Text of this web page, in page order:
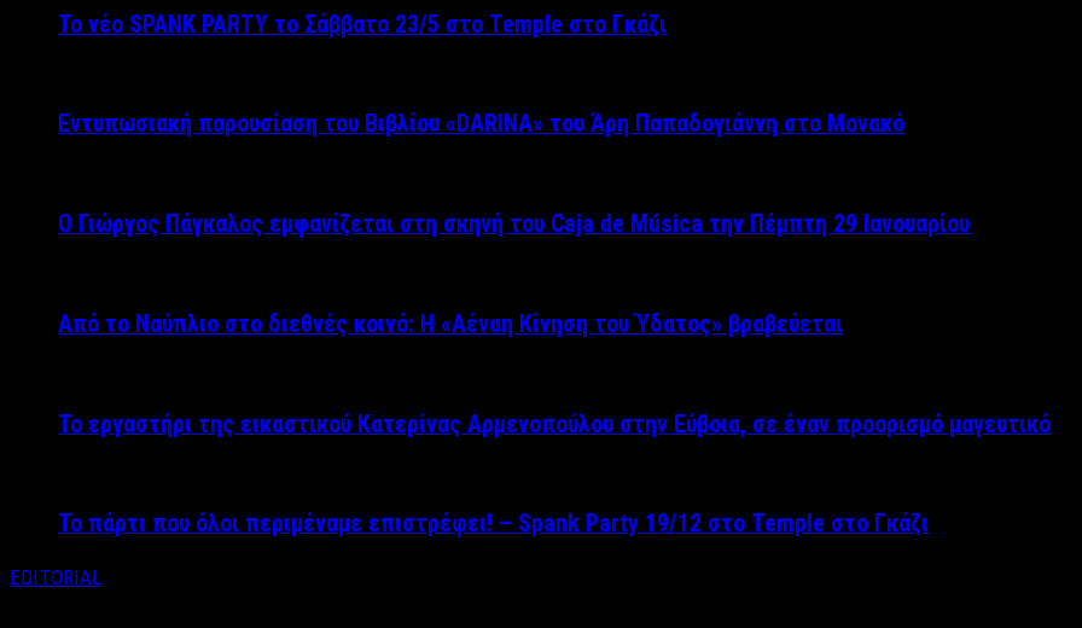
Το νέο SPANK PARTY το Σάββατο 23/5 στο Temple στο Γκάζι
Εντυπωσιακή παρουσίαση του Βιβλίου «DARINA» του Άρη Παπαδογιάννη στο Μονακό
Ο Γιώργος Πάγκαλος εμφανίζεται στη σκηνή του Caja de Música την Πέμπτη 29 Ιανουαρίου
Από το Ναύπλιο στο διεθνές κοινό: Η «Αέναη Κίνηση του Ύδατος» βραβεύεται
Το εργαστήρι της εικαστικού Κατερίνας Αρμενοπούλου στην Εύβοια, σε έναν προορισμό μαγευτικό
Το πάρτι που όλοι περιμέναμε επιστρέφει! – Spank Party 19/12 στο Temple στο Γκάζι
EDITORIAL